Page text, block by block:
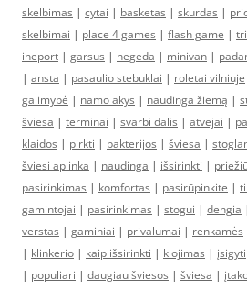
skelbimas | cytai | basketas | skurdas |
skelbimai | place 4 games | flash game |
ineport | garsus | negeda | minivan |
| ansta | pasaulio stebuklai | roletai vilniuje
galimybė | namo akys | naudinga žiemą |
šviesa | terminai | svarbi dalis | atvejai |
klaidos | pirkti | bakterijos | šviesa |
šviesi aplinka | naudinga | išsirinkti |
pasirinkimas | komfortas | pasirūpinkite |
gamintojai | pasirinkimas | stogui | dengia
verstas | gaminiai | privalumai | renkamės
| klinkerio | kaip išsirinkti | klojimas | įsigyti
| populiari | daugiau šviesos | šviesa |